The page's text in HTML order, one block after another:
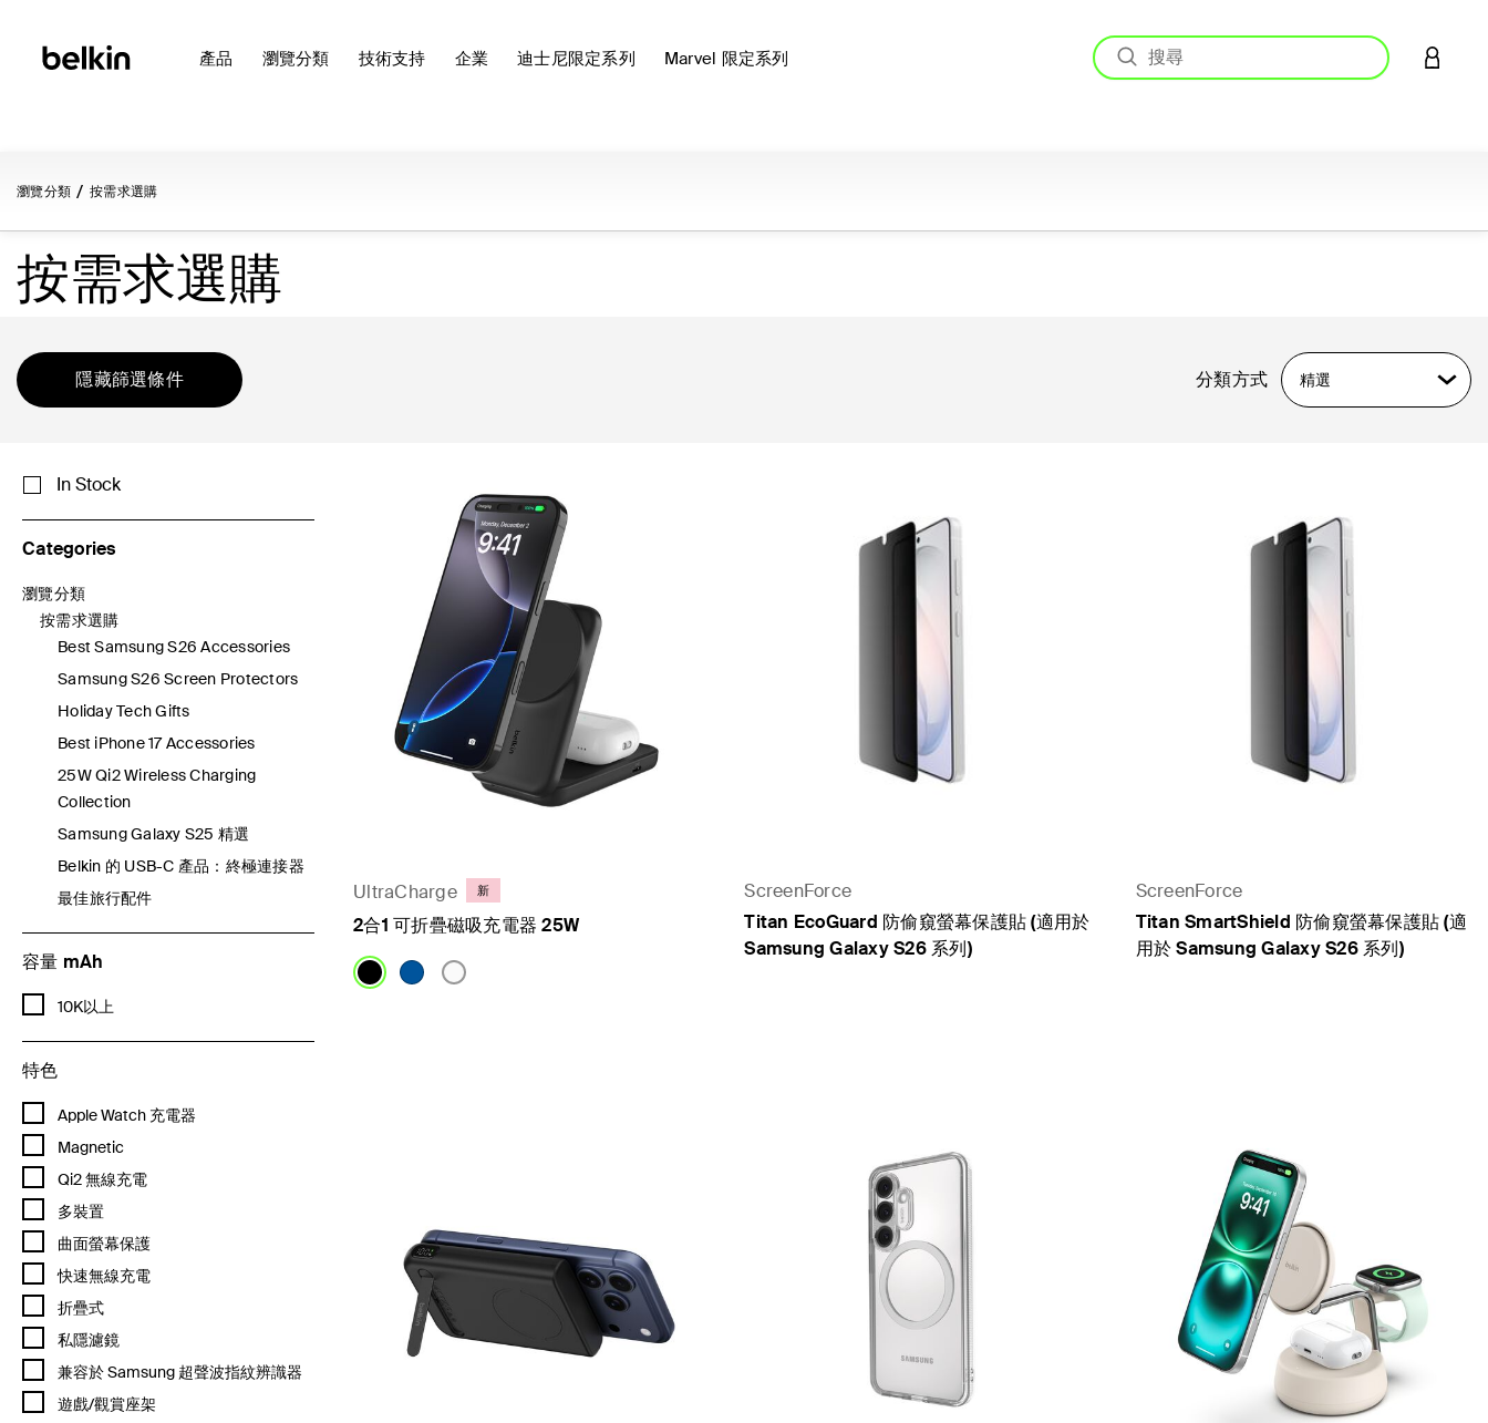
產品 瀏覽分類 技術支持 企業 迪士尼限定系列 Marvel 限定系列 登入您
瀏覽分類 按需求選購
按需求選購
隱藏篩選條件 分類方式 精選
In Stock
Categories
瀏覽分類
透過 Categories細化： 瀏覽分類
按需求選購
已選取 當前透過 Categories細化： 按需求選購
Best Samsung S26 Accessories
透過 Categories細化： Best Samsung S26 Accessories
Samsung S26 Screen Protectors
透過 Categories細化： Samsung S26 Screen Protectors
Holiday Tech Gifts
透過 Categories細化： Holiday Tech Gifts
Best iPhone 17 Accessories
透過 Categories細化： Best iPhone 17 Accessories
25W Qi2 Wireless Charging
Collection
透過 Categories細化： 25W Qi2 Wireless Charging Collection
Samsung Galaxy S25 精選
透過 Categories細化： Samsung Galaxy S25 精選
Belkin 的 USB-C 產品：終極連接器
透過 Categories細化： Belkin 的 USB-C 產品：終極連接器
最佳旅行配件
透過 Categories細化： 最佳旅行配件
容量 mAh
10K以上
透過 容量 mAh細化： 10K以上
特色
Apple Watch 充電器
透過 特色細化： Apple Watch 充電器
Magnetic
透過 特色細化： Magnetic
Qi2 無線充電
透過 特色細化： Qi2 無線充電
多裝置
透過 特色細化： 多裝置
曲面螢幕保護
透過 特色細化： 曲面螢幕保護
快速無線充電
透過 特色細化： 快速無線充電
折疊式
透過 特色細化： 折疊式
私隱濾鏡
透過 特色細化： 私隱濾鏡
兼容於 Samsung 超聲波指紋辨識器
透過 特色細化： 兼容於 Samsung 超聲波指紋辨識器
遊戲/觀賞座架
透過 特色細化： 遊戲/觀賞座架
UltraCharge 新
2合1 可折疊磁吸充電器 25W
ScreenForce
Titan EcoGuard 防偷窺螢幕保護貼 (適用於
Samsung Galaxy S26 系列)
ScreenForce
Titan SmartShield 防偷窺螢幕保護貼 (適
用於 Samsung Galaxy S26 系列)